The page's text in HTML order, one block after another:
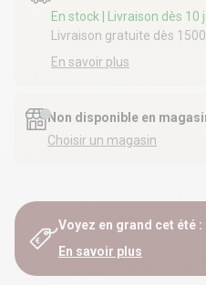
En stock
| Livraison dès
Livraison gratuite dès
En savoir plus
Non disponible en
Choisir un magasin
Voyez en grand cet été
En savoir plus